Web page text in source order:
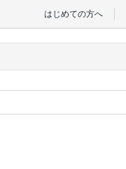
はじめての方へ